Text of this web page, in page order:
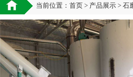
当前位置： 首页 > 产品展示 > 石